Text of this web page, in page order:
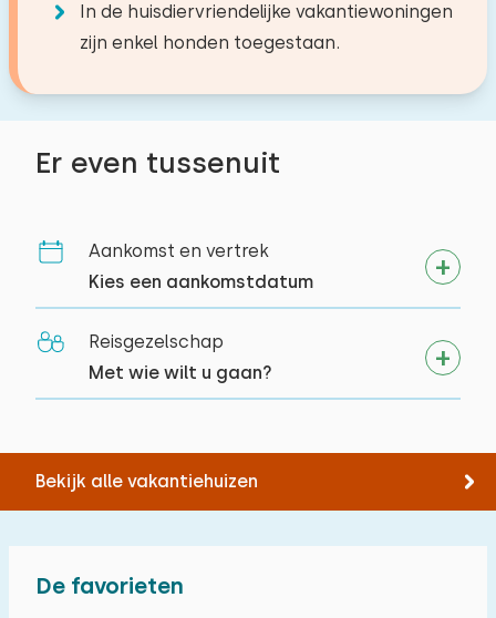
Er even tussenuit
Aankomst en vertrek
Kies een aankomstdatum
Reisgezelschap
Met wie wilt u gaan?
Bekijk alle vakantiehuizen
De favorieten
In de huisdiervriendelijke vakantiewoningen
zijn enkel honden toegestaan.